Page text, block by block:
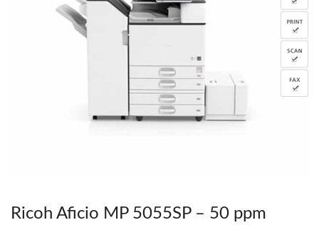
Ricoh Aficio MP 5055SP – 50 ppm